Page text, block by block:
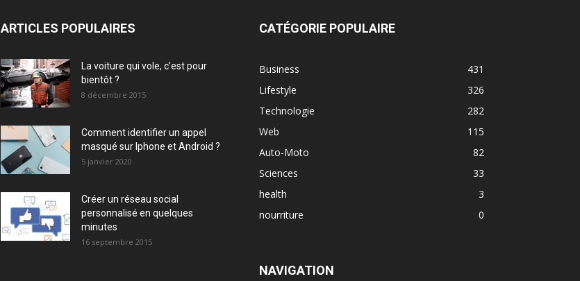
ARTICLES POPULAIRES
La voiture qui vole, c’est pour
bientôt ?
8 décembre 2015
Comment identifier un appel
masqué sur Iphone et Android ?
5 janvier 2020
Créer un réseau social
personnalisé en quelques
minutes
16 septembre 2015
CATÉGORIE POPULAIRE
Business
431
Lifestyle
326
Technologie
282
Web
115
Auto-Moto
82
Sciences
33
health
3
nourriture
0
NAVIGATION